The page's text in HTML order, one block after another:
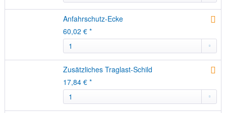
Anfahrschutz-Ecke
60,02 € *
Zusätzliches Traglast-Schild
17,84 € *